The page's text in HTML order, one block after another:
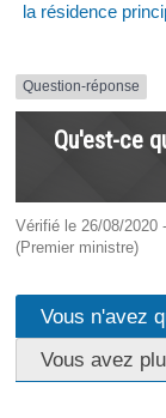
la résidence
Question-réponse
Qu'est-ce
Vérifié le 26/08/2020
(Premier ministre)
Vous n'avez
Vous avez